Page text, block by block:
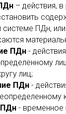
– действия,
ПДн, или
ПДн -
лиц;
ПДн -
ПДн - временное